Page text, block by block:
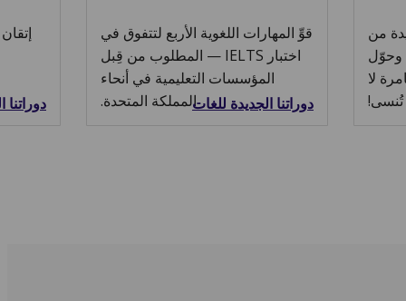
من
وحوّل
لا
تُنسى!
قوِّ المهارات اللغوية الأربع لتتفوق في
اختبار IELTS — المطلوب من قِبل
المؤسسات التعليمية في أنحاء
المملكة المتحدة.دوراتنا الجديدة للغات